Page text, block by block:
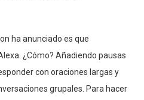
ha anunciado es que
¿Cómo? Añadiendo pausas
con oraciones largas y
grupales. Para hacer